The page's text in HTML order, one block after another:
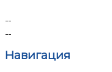
Навигация